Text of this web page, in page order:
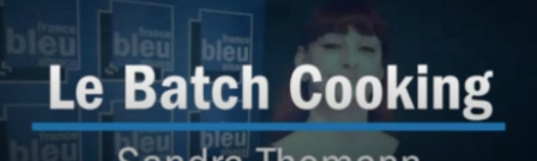
r
h
e